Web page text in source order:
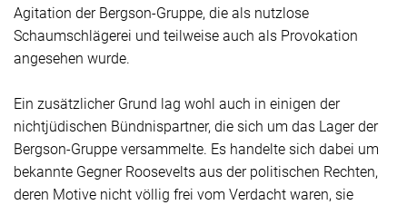
Agitation der Bergson-Gruppe, die als nutzlose
Schaumschlägerei und teilweise auch als Provokation
angesehen wurde.
Ein zusätzlicher Grund lag wohl auch in einigen der
nichtjüdischen Bündnispartner, die sich um das Lager der
Bergson-Gruppe versammelte. Es handelte sich dabei um
bekannte Gegner Roosevelts aus der politischen Rechten,
deren Motive nicht völlig frei vom Verdacht waren, sie